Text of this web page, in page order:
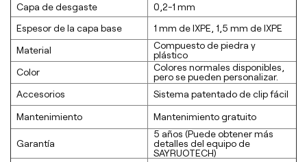
Capa de desgaste
0,2-1 mm
Espesor de la capa base
1 mm de lXPE, 1,5 mm de lXPE
Material
Compuesto de piedra y
plástico
Color
Colores normales disponibles,
pero se pueden personalizar.
Accesorios
Sistema patentado de clip fácil
Mantenimiento Mantenimiento gratuito
Garantía
5 años (Puede obtener más
detalles del equipo de
SAYRUOTECH)